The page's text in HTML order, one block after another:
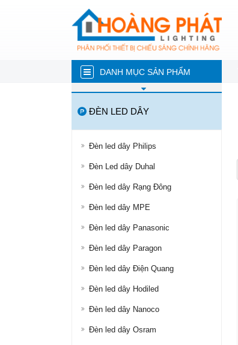
DANH MỤC SẢN PHẨM
ĐÈN NĂNG LƯỢNG MẶT TRỜI
ĐÈN LED TRÒN
ĐÈN BÁN NGUYỆT
ĐÈN PHA
ĐÈN LED NHÀ XƯỞNG
ĐÈN ĐƯỜNG LED
ĐÈN LED ỐP TRẦN
ĐÈN LED PANEL
ĐÈN LED DÂY
Đèn led dây Philips
Đèn Led dây Duhal
Đèn led dây Rạng Đông
Đèn led dây MPE
Đèn led dây Panasonic
Đèn led dây Paragon
Đèn led dây Điện Quang
Đèn led dây Hodiled
Đèn led dây Nanoco
Đèn led dây Osram